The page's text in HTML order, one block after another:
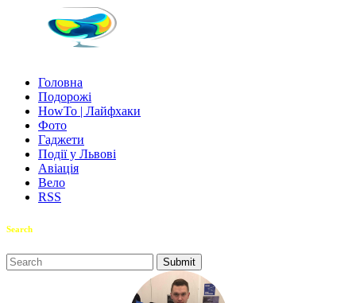
Головна
Подорожі
HowTo | Лайфхаки
Фото
Гаджети
Події у Львові
Авіація
Вело
RSS
Search